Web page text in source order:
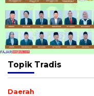
Topik Tradis
Daerah